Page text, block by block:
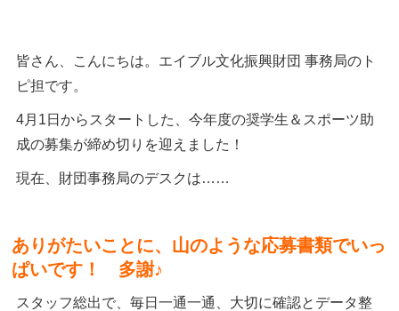
皆さん、こんにちは。エイブル文化振興財団 事務局のト
ピ担です。
4月1日からスタートした、今年度の奨学生＆スポーツ助
成の募集が締め切りを迎えました！
現在、財団事務局のデスクは……
ありがたいことに、山のような応募書類でいっ
ぱいです！ 多謝♪
スタッフ総出で、毎日一通一通、大切に確認とデータ整